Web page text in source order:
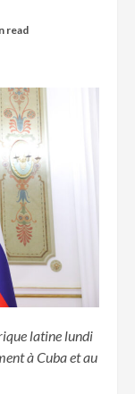
read
latine lundi
à Cuba et au